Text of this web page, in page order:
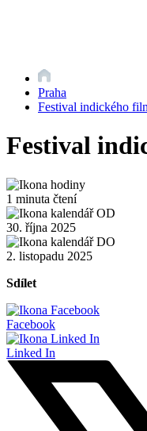
Praha
Festival indického
Festival
1 minuta čtení
30. října 2025
2. listopadu 2025
Sdílet
Facebook
Linked In